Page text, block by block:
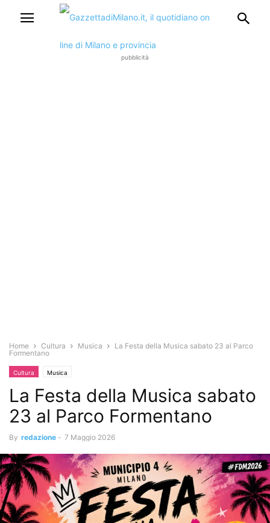
pubblicità
Home Cultura Musica
La Festa della Musica sabato 23 al Parco
Formentano
Cultura Musica
La Festa della Musica sabato
23 al Parco Formentano
By redazione - 7 Maggio 2026